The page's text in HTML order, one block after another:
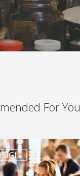
For You